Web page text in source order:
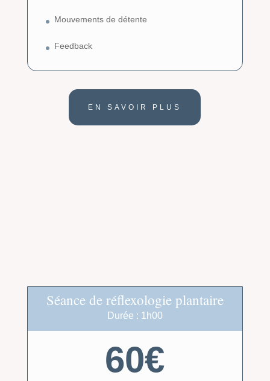
Mouvements de détente
Feedback
EN SAVOIR PLUS
Séance de réflexologie plantaire
Durée : 1h00
60€